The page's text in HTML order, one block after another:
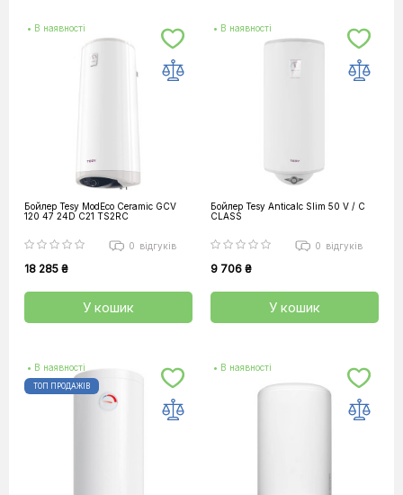
• В наявності
Бойлер Tesy ModEco Ceramic GCV
120 47 24D C21 TS2RC
0 відгуків
18 285 ₴
У кошик
• В наявності
Бойлер Tesy Anticalc Slim 50 V / С
CLASS
0 відгуків
9 706 ₴
У кошик
• В наявності
ТОП ПРОДАЖІВ
• В наявності